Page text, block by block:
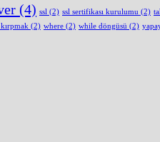
(4) ssl (2) ssl sertifikası kurulumu (2)
(2) where (2) while döngüsü (2)